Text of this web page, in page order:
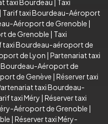
| Tarif taxi Bourdeau-Aéroport
Aéroport de Grenoble |
de Grenoble | Taxi
taxi Bourdeau-aéroport de
de Lyon | Partenariat taxi
Bourdeau-Aéroport de
de Genève | Réserver taxi
taxi Bourdeau-
taxi Méry | Réserver taxi
Aéroport de Grenoble |
| Réserver taxi Méry-